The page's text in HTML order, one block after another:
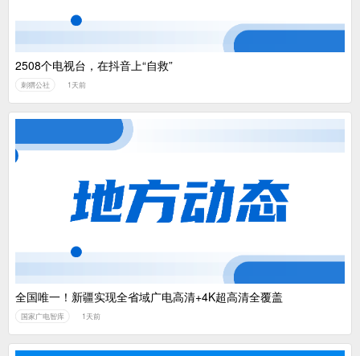
2508个电视台，在抖音上“自救”
刺猬公社 1天前
全国唯一！新疆实现全省域广电高清+4K超高清全覆盖
国家广电智库 1天前